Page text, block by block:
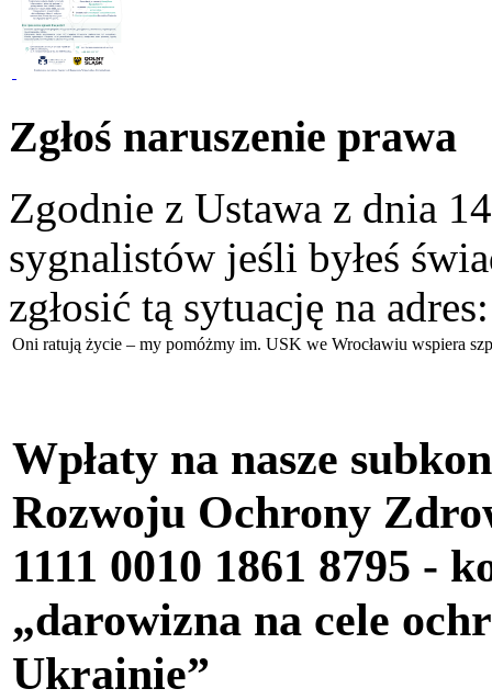
Zgłoś naruszenie prawa
Zgodnie z Ustawa z dnia
sygnalistów jeśli byłeś
zgłosić tą sytuację na
Oni ratują życie – my pomóżmy im. USK we Wrocławiu wspiera
Wpłaty na nasze
Rozwoju Ochrony
1111 0010 1861 8795 -
„darowizna na cele
Ukrainie”